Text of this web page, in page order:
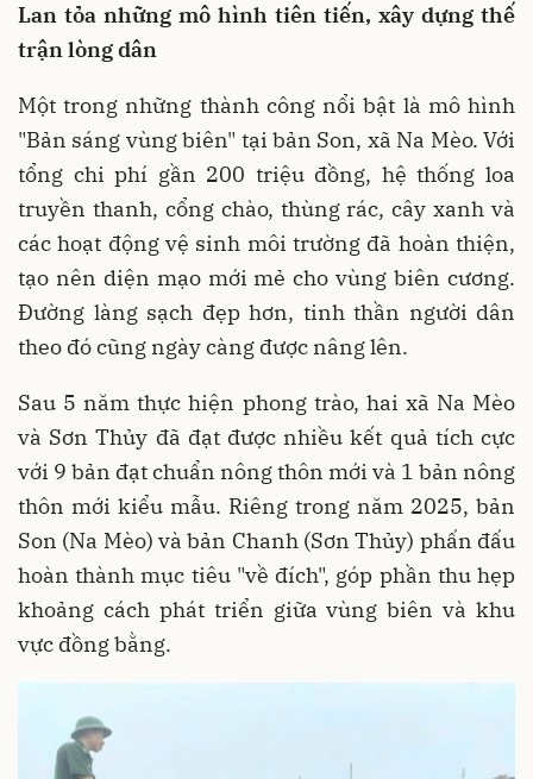
Lan tỏa những mô hình tiên tiến, xây dựng thế
trận lòng dân
Một trong những thành công nổi bật là mô hình
"Bản sáng vùng biên" tại bản Son, xã Na Mèo. Với
tổng chi phí gần 200 triệu đồng, hệ thống loa
truyền thanh, cổng chào, thùng rác, cây xanh và
các hoạt động vệ sinh môi trường đã hoàn thiện,
tạo nên diện mạo mới mẻ cho vùng biên cương.
Đường làng sạch đẹp hơn, tinh thần người dân
theo đó cũng ngày càng được nâng lên.
Sau 5 năm thực hiện phong trào, hai xã Na Mèo
và Sơn Thủy đã đạt được nhiều kết quả tích cực
với 9 bản đạt chuẩn nông thôn mới và 1 bản nông
thôn mới kiểu mẫu. Riêng trong năm 2025, bản
Son (Na Mèo) và bản Chanh (Sơn Thủy) phấn đấu
hoàn thành mục tiêu "về đích", góp phần thu hẹp
khoảng cách phát triển giữa vùng biên và khu
vực đồng bằng.